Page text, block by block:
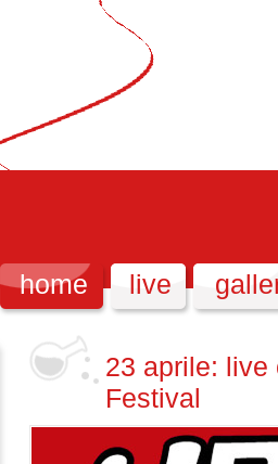
home live
23 aprile: live
Festival